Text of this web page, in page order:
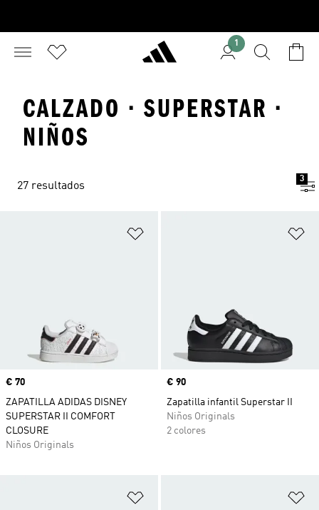
1
CALZADO · SUPERSTAR ·
NIÑOS
27 resultados
3
Precio
€ 70
ZAPATILLA ADIDAS DISNEY
SUPERSTAR II COMFORT
CLOSURE
Niños Originals
Precio
€ 90
Zapatilla infantil Superstar II
Niños Originals
2 colores